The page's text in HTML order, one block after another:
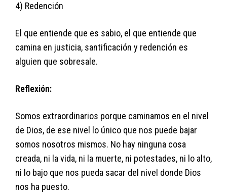
4) Redención
El que entiende que es sabio, el que entiende que
camina en justicia, santificación y redención es
alguien que sobresale.
Reflexión:
Somos extraordinarios porque caminamos en el nivel
de Dios, de ese nivel lo único que nos puede bajar
somos nosotros mismos. No hay ninguna cosa
creada, ni la vida, ni la muerte, ni potestades, ni lo alto,
ni lo bajo que nos pueda sacar del nivel donde Dios
nos ha puesto.